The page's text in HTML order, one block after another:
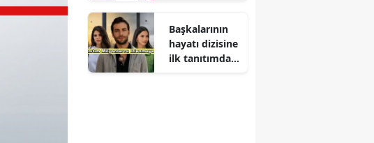
Başkalarının
hayatı dizisine
ilk tanıtımdan